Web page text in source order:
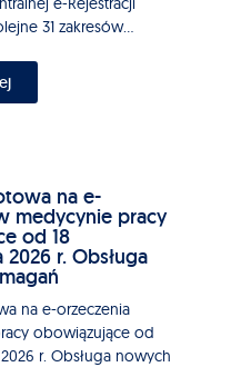
31 zakresów...
na e-
medycynie pracy
od 18
r. Obsługa
na e-orzeczenia
obowiązujące od
r. Obsługa nowych